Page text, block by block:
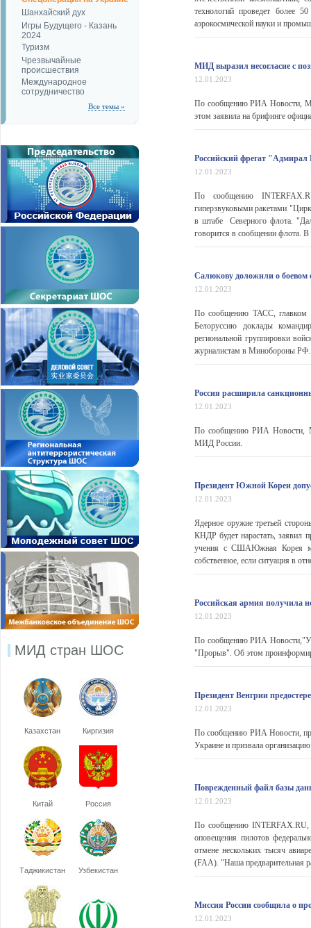
Шанхайский дух
Игры Будущего - Казань
2024
Туризм
Чрезвычайные
происшествия
Международное
сотрудничество
Все темы »
МИД стран ШОС
Казахстан Киргизия
Китай Россия
Таджикистан Узбекистан
технологий проведет более
аэрокосмической науки и
МИД выразил несогласие с
12.01.2023
По сообщению РИА Новости,
этом заявила на брифинге
Российский фрегат
12.01.2023
По сообщению
гиперзвуковыми ракетами
в штабе Северного флота.
говорится в сообщении флота. В
Салюкову доложили о боевом
12.01.2023
По сообщению ТАСС, главком
Белоруссию доклады
региональной группировки
журналистам в Минобороны РФ.
Россия расширила
12.01.2023
По сообщению РИА Новости,
МИД России.
Президент Южной Кореи
12.01.2023
Ядерное оружие третьей
КНДР будет нарастать, заявил
учения с СШАЮжная Корея
собственное, если ситуация в
Российская армия
12.01.2023
По сообщению РИА
"Прорыв". Об этом
Президент Венгрии
12.01.2023
По сообщению РИА Новости,
Украине и призвала
Поврежденный файл базы
12.01.2023
По сообщению INTERFAX.RU,
оповещения пилотов
отмене нескольких тысяч
(FAA). "Наша предварительная
Миссия России сообщила о
12.01.2023